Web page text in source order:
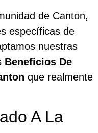
de Canton,
específicas de
nuestras
Beneficios De
que realmente
A La